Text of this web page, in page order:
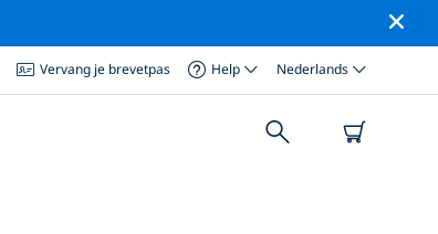
Vervang je brevetpas Help Nederlands